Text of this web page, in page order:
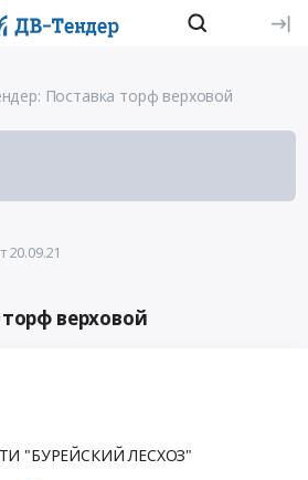
Поставка торф верховой
20.09.21
верховой
"БУРЕЙСКИЙ ЛЕСХОЗ"